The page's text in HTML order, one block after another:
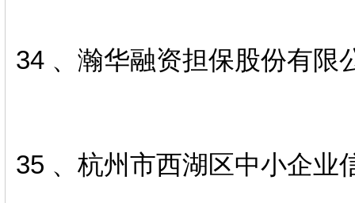
34 、瀚华融资担保股份有限
35 、杭州市西湖区中小企业